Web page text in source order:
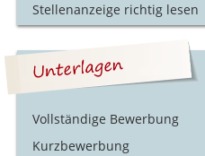
Stellenanzeige richtig lesen
Vollständige Bewerbung
Kurzbewerbung